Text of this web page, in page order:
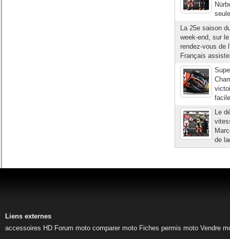
La 25e saison
week-end, sur
rendez-vous de
Français
Le
de
Liens externes
accessoires HD Forum moto comparer moto Fiches permis moto Vendre